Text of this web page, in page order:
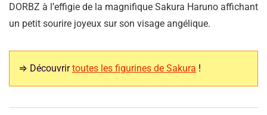
DORBZ à l’effigie de la magnifique Sakura Haruno affichant
un petit sourire joyeux sur son visage angélique.
⇒ Découvrirtoutes les figurines de Sakura !